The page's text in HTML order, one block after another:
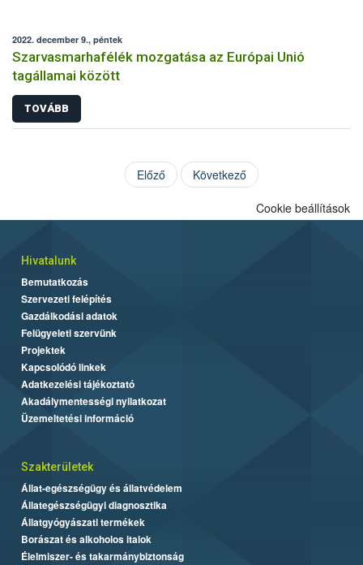
2022. december 9., péntek
Szarvasmarhafélék mozgatása az Európai Unió
tagállamai között
TOVÁBB
Előző Következő
Cookie beállítások
Hivatalunk
Bemutatkozás
Szervezeti felépítés
Gazdálkodási adatok
Felügyeleti szervünk
Projektek
Kapcsolódó linkek
Adatkezelési tájékoztató
Akadálymentességi nyilatkozat
Üzemeltetési információ
Szakterületek
Állat-egészségügy és állatvédelem
Állategészségügyi diagnosztika
Állatgyógyászati termékek
Borászat és alkoholos italok
Élelmiszer- és takarmánybiztonság